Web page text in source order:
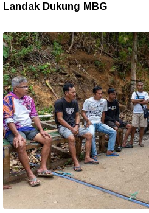
Landak Dukung MBG